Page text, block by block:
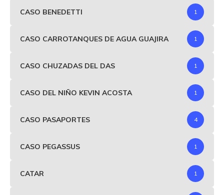
CASO BENEDETTI 1
CASO CARROTANQUES DE AGUA GUAJIRA 1
CASO CHUZADAS DEL DAS 1
CASO DEL NIÑO KEVIN ACOSTA 1
CASO PASAPORTES 4
CASO PEGASSUS 1
CATAR 1